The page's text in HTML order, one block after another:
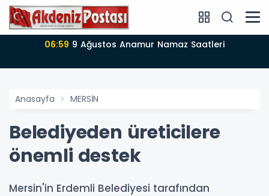
06:57 Anamur’da 09-08-2026 nöbetçi Eczane
Anasayfa MERSİN
Belediyeden üreticilere
önemli destek
Mersin'in Erdemli Belediyesi tarafından